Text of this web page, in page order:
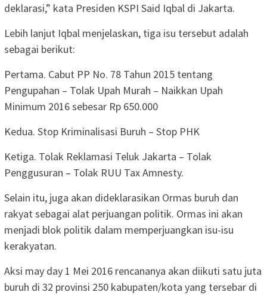
deklarasi,” kata Presiden KSPI Said Iqbal di Jakarta.
Lebih lanjut Iqbal menjelaskan, tiga isu tersebut adalah
sebagai berikut:
Pertama. Cabut PP No. 78 Tahun 2015 tentang
Pengupahan – Tolak Upah Murah – Naikkan Upah
Minimum 2016 sebesar Rp 650.000
Kedua. Stop Kriminalisasi Buruh – Stop PHK
Ketiga. Tolak Reklamasi Teluk Jakarta – Tolak
Penggusuran – Tolak RUU Tax Amnesty.
Selain itu, juga akan dideklarasikan Ormas buruh dan
rakyat sebagai alat perjuangan politik. Ormas ini akan
menjadi blok politik dalam memperjuangkan isu-isu
kerakyatan.
Aksi may day 1 Mei 2016 rencananya akan diikuti satu juta
buruh di 32 provinsi 250 kabupaten/kota yang tersebar di